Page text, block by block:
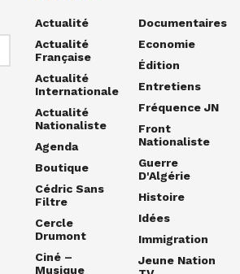
Actualité
Actualité
Française
Actualité
Internationale
Actualité
Nationaliste
Agenda
Boutique
Cédric Sans
Filtre
Cercle
Drumont
Ciné –
Musique
Documentaires
Economie
Édition
Entretiens
Fréquence JN
Front
Nationaliste
Guerre
D'Algérie
Histoire
Idées
Immigration
Jeune Nation